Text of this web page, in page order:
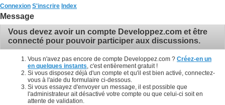
Connexion S'inscrire Index
Message
Vous devez avoir un compte Developpez.com et être
connecté pour pouvoir participer aux discussions.
Vous n'avez pas encore de compte Developpez.com ? Créez-en un
en quelques instants , c'est entièrement gratuit !
Si vous disposez déjà d'un compte et qu'il est bien activé, connectez-
vous à l'aide du formulaire ci-dessous.
Si vous essayez d'envoyer un message, il est possible que
l'administrateur ait désactivé votre compte ou que celui-ci soit en
attente de validation.